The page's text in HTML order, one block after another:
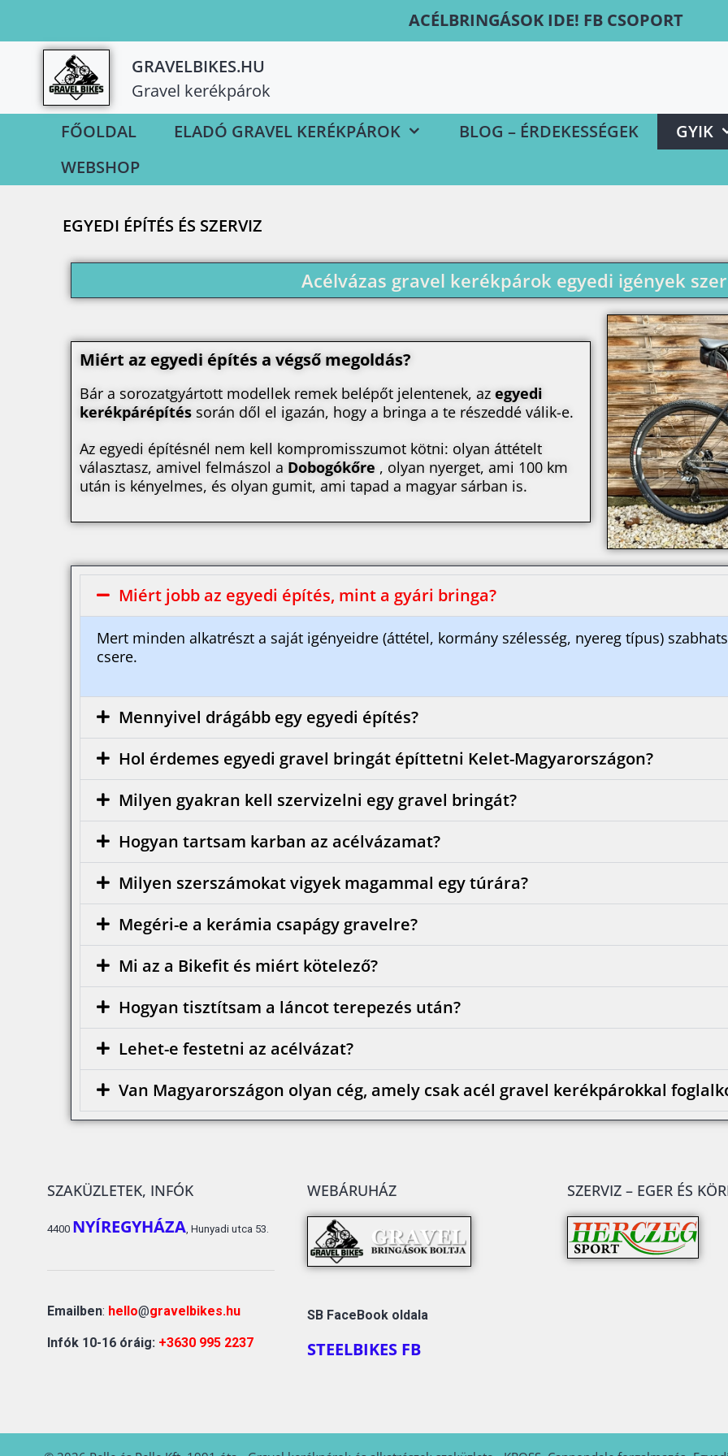
ACÉLBRINGÁSOK IDE! FB CSOPORT
GRAVELBIKES.HU
Gravel kerékpárok
FŐOLDAL
ELADÓ GRAVEL KERÉKPÁROK BLOG – ÉRDEKESSÉGEK GYIK
WEBSHOP
EGYEDI ÉPÍTÉS ÉS SZERVIZ
Acélvázas gravel kerékpárok egyedi igények
Miért az egyedi építés a végső megoldás?
Bár a sorozatgyártott modellek remek belépőt jelentenek, az egyedi
kerékpárépítés során dől el igazán, hogy a bringa a te részeddé válik-e.
Az egyedi építésnél nem kell kompromisszumot kötni: olyan áttételt
választasz, amivel felmászol a Dobogókőre , olyan nyerget, ami 100 km
után is kényelmes, és olyan gumit, ami tapad a magyar sárban is.
Miért jobb az egyedi építés, mint a gyári bringa?
Mert minden alkatrészt a saját igényeidre (áttétel, kormány szélesség, nyereg típus)
csere.
Mennyivel drágább egy egyedi építés?
Hol érdemes egyedi gravel bringát építtetni Kelet-Magyarországon?
Milyen gyakran kell szervizelni egy gravel bringát?
Hogyan tartsam karban az acélvázamat?
Milyen szerszámokat vigyek magammal egy túrára?
Megéri-e a kerámia csapágy gravelre?
Mi az a Bikefit és miért kötelező?
Hogyan tisztítsam a láncot terepezés után?
Lehet-e festetni az acélvázat?
Van Magyarországon olyan cég, amely csak acél gravel kerékpárokkal
SZAKÜZLETEK, INFÓK
4400 NYÍREGYHÁZA , Hunyadi utca 53.
Emailben: hello@gravelbikes.hu
Infók 10-16 óráig: +3630 995 2237
WEBÁRUHÁZ
SB FaceBook oldala
STEELBIKES FB
SZERVIZ – EGER ÉS